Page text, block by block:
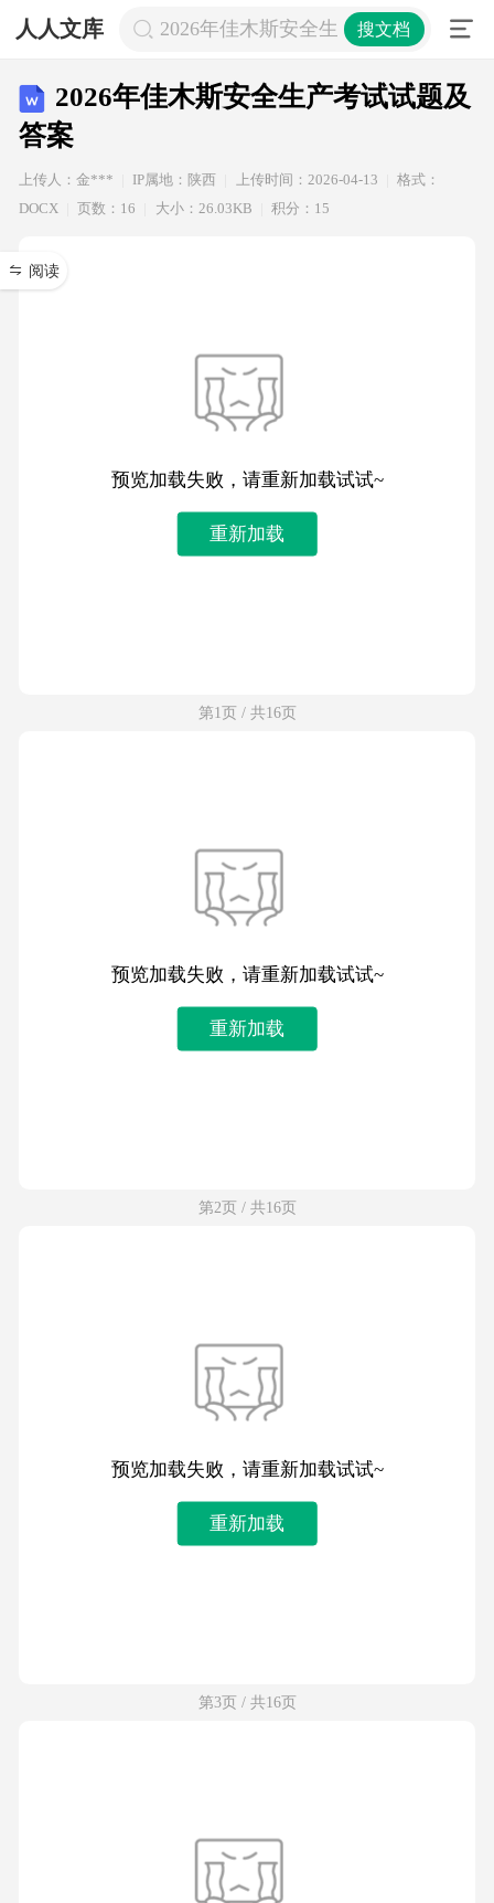
人人文库 2026年佳木斯安全生产考试试题及答
搜文档
2026年佳木斯安全生产考试试题及
答案
上传人：金*** IP属地：陕西 上传时间：2026-04-13
格式：
DOCX
页数：16 大小：26.03KB 积分：15
阅读
预览加载失败，请重新加载试试~
重新加载
第1页 / 共16页
预览加载失败，请重新加载试试~
重新加载
第2页 / 共16页
预览加载失败，请重新加载试试~
重新加载
第3页 / 共16页